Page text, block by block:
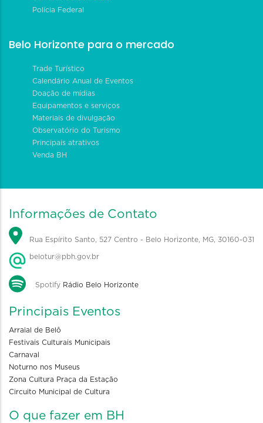
Polícia Federal
Belo Horizonte para o mercado
Trade Turístico
Calendário Anual de Eventos
Doação de mídias
Equipamentos e serviços
Materiais de divulgação
Observatório do Turismo
Principais atrativos
Venda BH
Informações de Contato
Rua Espírito Santo, 527 Centro - Belo Horizonte, MG, 30160-031
belotur@pbh.gov.br
Spotify Rádio Belo Horizonte
Principais Eventos
Arraial de Belô
Festivais Culturais Municipais
Carnaval
Noturno nos Museus
Zona Cultura Praça da Estação
Circuito Municipal de Cultura
O que fazer em BH